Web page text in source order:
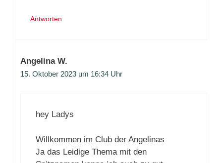
Antworten
Angelina W.
15. Oktober 2023 um 16:34 Uhr
hey Ladys
Willkommen im Club der Angelinas
Ja das Leidige Thema mit den